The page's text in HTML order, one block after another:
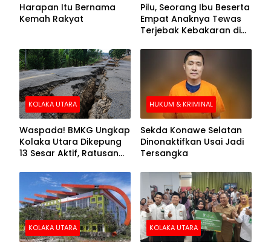
Harapan Itu Bernama
Kemah Rakyat
Pilu, Seorang Ibu Beserta
Empat Anaknya Tewas
Terjebak Kebakaran di
KOLAKA UTARA
Waspada! BMKG Ungkap
Kolaka Utara Dikepung
13 Sesar Aktif, Ratusan
HUKUM & KRIMINAL
Sekda Konawe Selatan
Dinonaktifkan Usai Jadi
Tersangka
KOLAKA UTARA KOLAKA UTARA